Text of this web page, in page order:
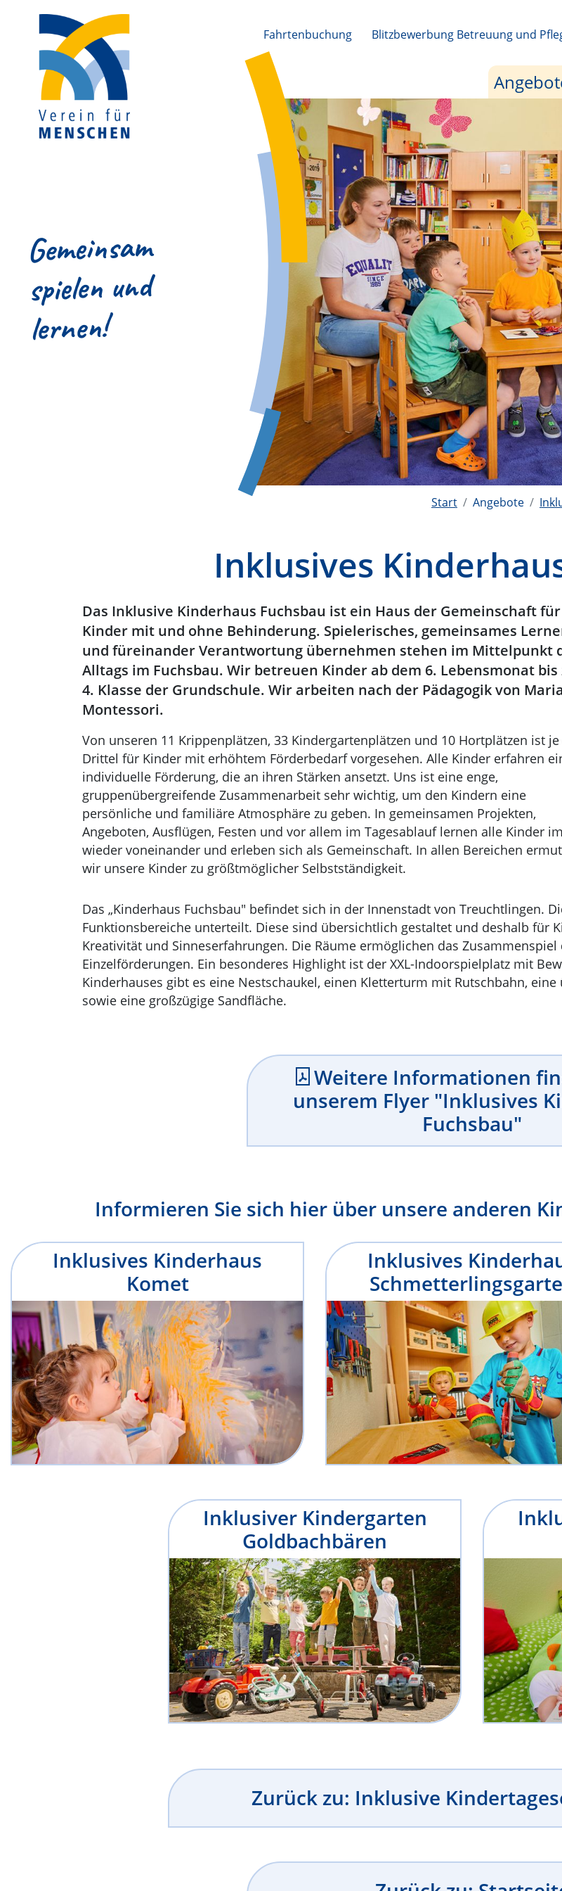
Fahrtenbuchung Blitzbewerbung Betreuung und
Gemeinsam
spielen und
lernen!
Start Angebote
Inklusives
Das Inklusive Kinderhaus Fuchsbau ist ein Haus der Gemeinschaft für
Kinder mit und ohne Behinderung. Spielerisches, gemeinsames
und füreinander Verantwortung übernehmen stehen im Mittelpunkt
Alltags im Fuchsbau. Wir betreuen Kinder ab dem 6. Lebensmonat bis
4. Klasse der Grundschule. Wir arbeiten nach der Pädagogik von Maria
Montessori.
Von unseren 11 Krippenplätzen, 33 Kindergartenplätzen und 10 Hortplätzen ist
Drittel für Kinder mit erhöhtem Förderbedarf vorgesehen. Alle Kinder erfahren
individuelle Förderung, die an ihren Stärken ansetzt. Uns ist eine enge,
gruppenübergreifende Zusammenarbeit sehr wichtig, um den Kindern eine
persönliche und familiäre Atmosphäre zu geben. In gemeinsamen Projekten,
Angeboten, Ausflügen, Festen und vor allem im Tagesablauf lernen alle Kinder
wieder voneinander und erleben sich als Gemeinschaft. In allen Bereichen
wir unsere Kinder zu größtmöglicher Selbstständigkeit.
Das „Kinderhaus Fuchsbau" befindet sich in der Innenstadt von Treuchtlingen.
Funktionsbereiche unterteilt. Diese sind übersichtlich gestaltet und deshalb für
Kreativität und Sinneserfahrungen. Die Räume ermöglichen das
Einzelförderungen. Ein besonderes Highlight ist der XXL-Indoorspielplatz mit
Kinderhauses gibt es eine Nestschaukel, einen Kletterturm mit Rutschbahn,
sowie eine großzügige Sandfläche.
Weitere Informationen
unserem Flyer "Inklusives
Fuchsbau"
Informieren Sie sich hier über unsere anderen
Inklusives Kinderhaus
Komet
Inklusives
Inklusiver Kindergarten
Goldbachbären
Zurück zu: Inklusive